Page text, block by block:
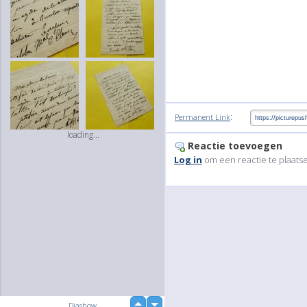
loading...
Permanent Link:
Reactie toevoegen
Log in om een reactie te